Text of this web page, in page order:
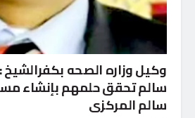
وكيل وزاره الصحه
سالم تحقق حلمهم بإنشاء
سالم المركزى